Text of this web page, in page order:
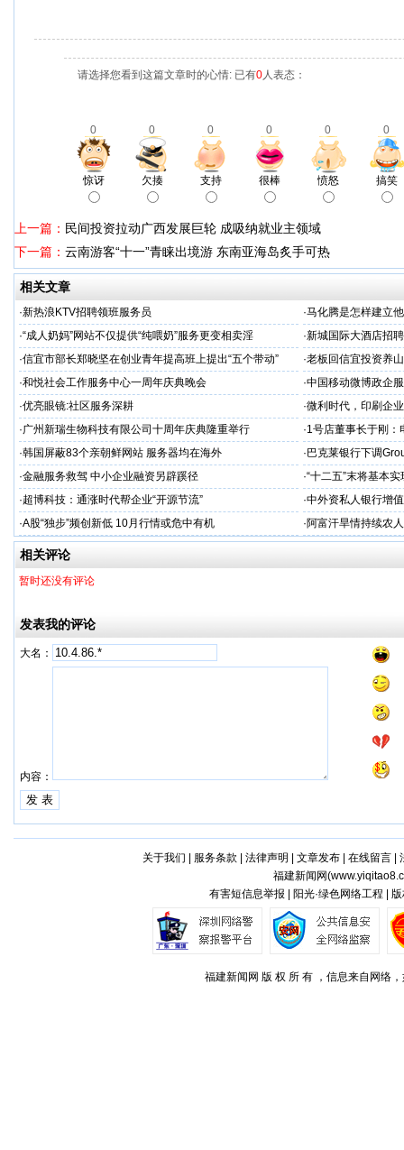
请选择您看到这篇文章时的心情: 已有0人表态：
0 0 0 0 0 0
惊讶 欠揍 支持 很棒 愤怒 搞笑
上一篇： 民间投资拉动广西发展巨轮 成吸纳就业主领域
下一篇： 云南游客“十一”青睐出境游 东南亚海岛炙手可热
相关文章
·新热浪KTV招聘领班服务员 ·马化腾是怎样建立
·“成人奶妈”网站不仅提供“纯喂奶”服务更变相卖淫 ·新城国际大酒店招
·信宜市部长郑晓坚在创业青年提高班上提出“五个带动” ·老板回信宜投资养
·和悦社会工作服务中心一周年庆典晚会 ·中国移动微博政企
·优亮眼镜:社区服务深耕 ·微利时代，印刷企
·广州新瑞生物科技有限公司十周年庆典隆重举行 ·1号店董事长于刚：
·韩国屏蔽83个亲朝鲜网站 服务器均在海外 · 巴克莱银行下调
·金融服务救驾 中小企业融资另辟蹊径 ·“十二五”末将基本
·超博科技：通涨时代帮企业“开源节流” ·中外资私人银行增
·A股“独步”频创新低 10月行情或危中有机 ·阿富汗旱情持续农
相关评论
暂时还没有评论
发表我的评论
大名：
内容：
关于我们 服务条款 法律声明 文章发布| 在线留言|
福建新闻网(
有害短信息举报 | 阳光·绿色网络工程 |
福建新闻网 版 权 所 有 ，信息来自网络